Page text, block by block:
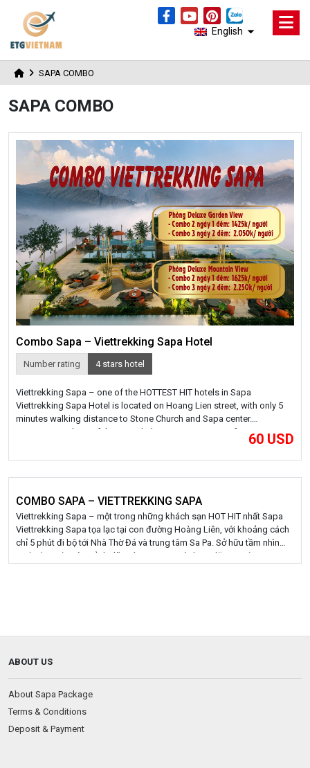
English
SAPA COMBO
SAPA COMBO
Combo Sapa – Viettrekking Sapa Hotel
Number rating 4 stars hotel
Viettrekking Sapa – one of the HOTTEST HIT hotels in Sapa
Viettrekking Sapa Hotel is located on Hoang Lien street, with only 5
minutes walking distance to Stone Church and Sapa center.
Possessing a beautiful view with the panoramic view of Fansipan
mountain range and Muong Hoa valley, Viettrekking Sapa will bring a
very ideal […]
60 USD
COMBO SAPA – VIETTREKKING SAPA
Viettrekking Sapa – một trong những khách sạn HOT HIT nhất Sapa
Viettrekking Sapa tọa lạc tại con đường Hoàng Liên, với khoảng cách
chỉ 5 phút đi bộ tới Nhà Thờ Đá và trung tâm Sa Pa. Sở hữu tầm nhìn
tuyệt đẹp với toàn cảnh dãy núi Fansipan và thung lũng Mường Hoa,
ABOUT US
About Sapa Package
Terms & Conditions
Deposit & Payment